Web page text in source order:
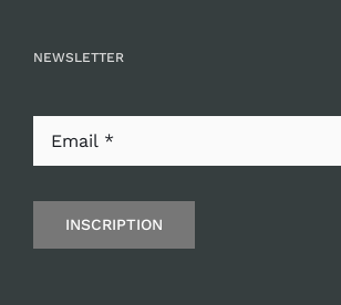
NEWSLETTER
INSCRIPTION